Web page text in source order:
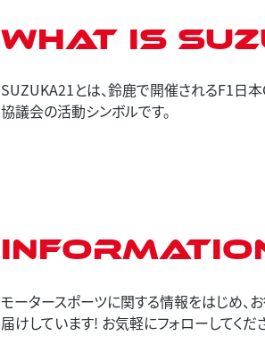
What is
SUZUKA21とは、鈴鹿で開催されるF1日
協議会の活動シンボルです。
モータースポーツに関する情報をはじめ、
届けしています! お気軽にフォローしてくだ